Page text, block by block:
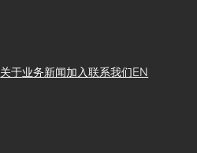
关于业务新闻加入联系我们EN